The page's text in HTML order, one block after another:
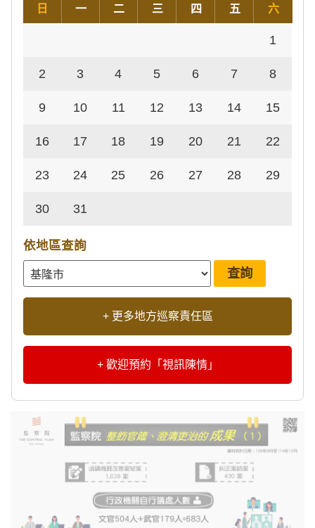
日 一 二 三 四 五 六
1
2 3 4 5 6 7 8
9 10 11 12 13 14 15
16 17 18 19 20 21 22
23 24 25 26 27 28 29
30 31
依地區查詢
+ 更多地方巡察責任區
+ 歡迎預約「視訊陳情」